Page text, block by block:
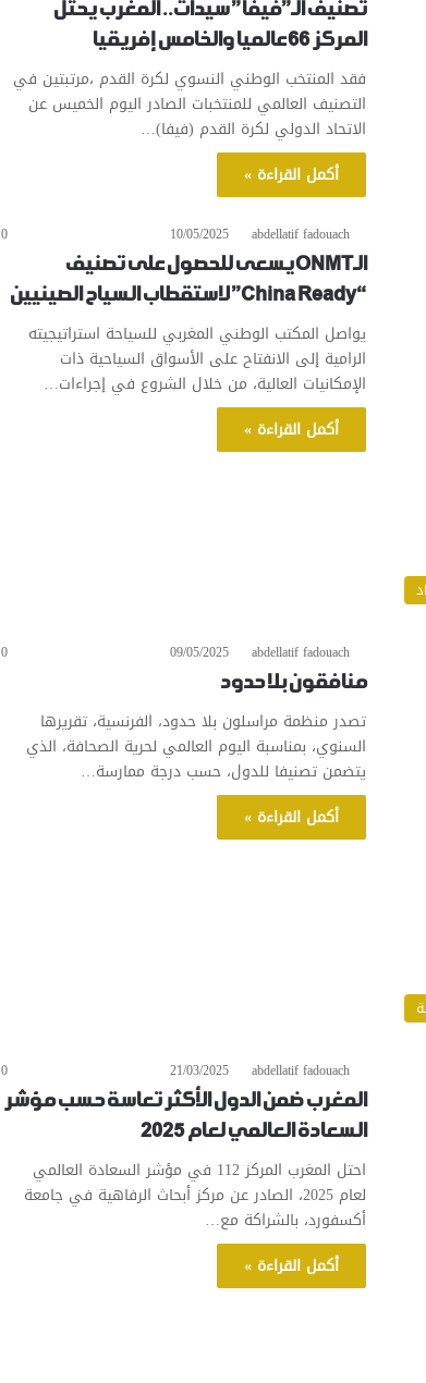
تصنيف الـ”فيفا” سيدات.. المغرب يحتل
المركز 66 عالميا والخامس إفريقيا
فقد المنتخب الوطني النسوي لكرة القدم ،مرتبتين في
التصنيف العالمي للمنتخبات الصادر اليوم الخميس عن
الاتحاد الدولي لكرة القدم (فيفا)…
أكمل القراءة »
abdellatif fadouach
10/05/2025
0
الـONMT يسعى للحصول على تصنيف
“China Ready” لاستقطاب السياح الصينيين
يواصل المكتب الوطني المغربي للسياحة استراتيجيته
الرامية إلى الانفتاح على الأسواق السياحية ذات
الإمكانيات العالية، من خلال الشروع في إجراءات…
أكمل القراءة »
abdellatif fadouach
09/05/2025
0
منافقون بلا حدود
تصدر منظمة مراسلون بلا حدود، الفرنسية، تقريرها
السنوي، بمناسبة اليوم العالمي لحرية الصحافة، الذي
يتضمن تصنيفا للدول، حسب درجة ممارسة…
أكمل القراءة »
abdellatif fadouach
21/03/2025
0
المغرب ضمن الدول الأكثر تعاسة حسب مؤشر
السعادة العالمي لعام 2025
احتل المغرب المركز 112 في مؤشر السعادة العالمي
لعام 2025، الصادر عن مركز أبحاث الرفاهية في جامعة
أكسفورد، بالشراكة مع…
أكمل القراءة »